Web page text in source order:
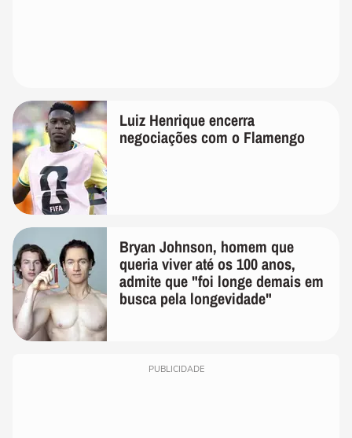
Luiz Henrique encerra
negociações com o Flamengo
Bryan Johnson, homem que
queria viver até os 100 anos,
admite que "foi longe demais em
busca pela longevidade"
PUBLICIDADE